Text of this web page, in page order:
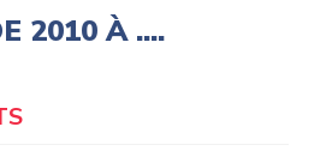
2010 À ....